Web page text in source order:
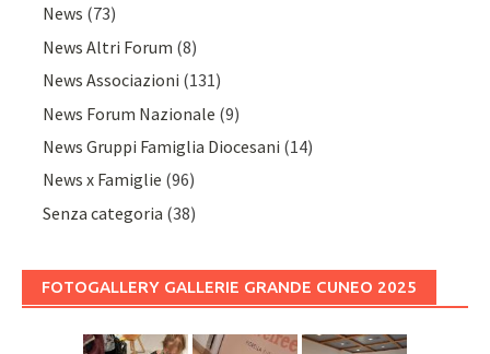
News (73)
News Altri Forum (8)
News Associazioni (131)
News Forum Nazionale (9)
News Gruppi Famiglia Diocesani (14)
News x Famiglie (96)
Senza categoria (38)
FOTOGALLERY GALLERIE GRANDE CUNEO 2025